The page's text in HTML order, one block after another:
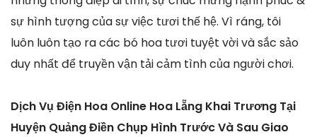
sự hình tượng của sự việc tươi thế hệ. Vì ráng, tôi
luôn luôn tạo ra các bó hoa tươi tuyệt vời và sắc sảo
duy nhất để truyền vận tải cảm tình của người chơi.
Dịch Vụ Điện Hoa Online Hoa Lẵng Khai Trương Tại
Huyện Quảng Điền Chụp Hình Trước Và Sau Giao